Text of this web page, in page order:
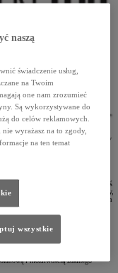
edycji Wielkiego Testu Salonów
Motor Poland. Obie marki mają
salonu otrzymało 20 z nich, zaś
wzorowo aż 10 to stacje Toyoty,
była wynikiem nie tylko zapewnienia
samochodu, lecz także
się wśród stacji ocenionych jako
czyli tak zwanych tajemniczych
przez internet. Co warte
Internetowy Salon sprzedaży, czyli
i możliwością zdalnego
naszą
świadczenie usług,
na Twoim
one nam zrozumieć
Są wykorzystywane do
do celów reklamowych.
wyrażasz na to zgody,
na ten temat
wszystkie